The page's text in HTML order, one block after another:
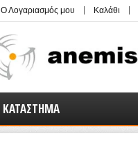
Ο Λογαριασμός μου Καλάθι
ΚΑΤΆΣΤΗΜΑ